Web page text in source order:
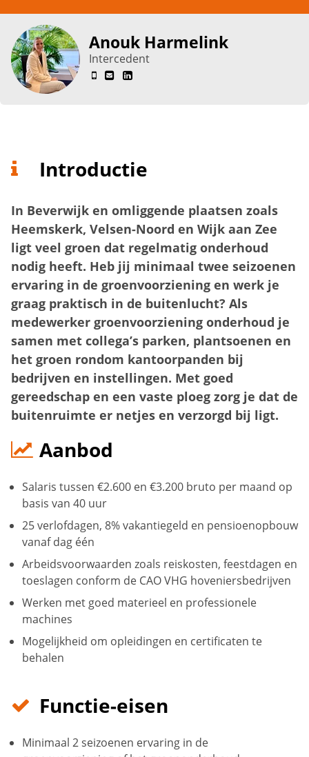
Anouk Harmelink
Intercedent
Introductie
In Beverwijk en omliggende plaatsen zoals
Heemskerk, Velsen-Noord en Wijk aan Zee
ligt veel groen dat regelmatig onderhoud
nodig heeft. Heb jij minimaal twee seizoenen
ervaring in de groenvoorziening en werk je
graag praktisch in de buitenlucht? Als
medewerker groenvoorziening onderhoud je
samen met collega’s parken, plantsoenen en
het groen rondom kantoorpanden bij
bedrijven en instellingen. Met goed
gereedschap en een vaste ploeg zorg je dat de
buitenruimte er netjes en verzorgd bij ligt.
Aanbod
Salaris tussen €2.600 en €3.200 bruto per maand op
basis van 40 uur
25 verlofdagen, 8% vakantiegeld en pensioenopbouw
vanaf dag één
Arbeidsvoorwaarden zoals reiskosten, feestdagen en
toeslagen conform de CAO VHG hoveniersbedrijven
Werken met goed materieel en professionele
machines
Mogelijkheid om opleidingen en certificaten te
behalen
Functie-eisen
Minimaal 2 seizoenen ervaring in de